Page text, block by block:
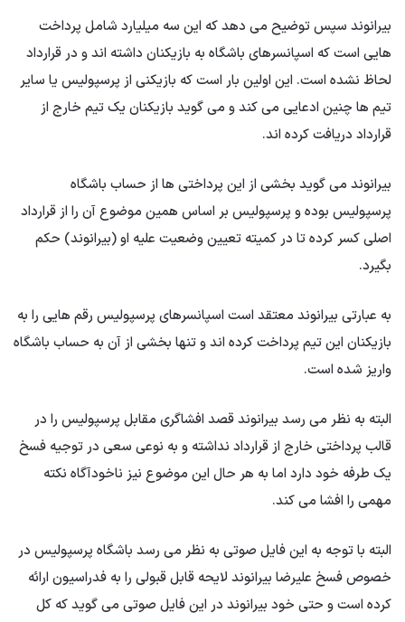
بیرانوند سپس توضیح می دهد که این سه میلیارد شامل پرداخت
هایی است که اسپانسرهای باشگاه به بازیکنان داشته اند و در قرارداد
لحاظ نشده است. این اولین بار است که بازیکنی از پرسپولیس یا سایر
تیم ها چنین ادعایی می کند و می گوید بازیکنان یک تیم خارج از
قرارداد دریافت کرده اند.
بیرانوند می گوید بخشی از این پرداختی ها از حساب باشگاه
پرسپولیس بوده و پرسپولیس بر اساس همین موضوع آن را از قرارداد
اصلی کسر کرده تا در کمیته تعیین وضعیت علیه او (بیرانوند) حکم
بگیرد.
به عبارتی بیرانوند معتقد است اسپانسرهای پرسپولیس رقم هایی را به
بازیکنان این تیم پرداخت کرده اند و تنها بخشی از آن به حساب باشگاه
واریز شده است.
البته به نظر می رسد بیرانوند قصد افشاگری مقابل پرسپولیس را در
قالب پرداختی خارج از قرارداد نداشته و به نوعی سعی در توجیه فسخ
یک طرفه خود دارد اما به هر حال این موضوع نیز ناخودآگاه نکته
مهمی را افشا می کند.
البته با توجه به این فایل صوتی به نظر می رسد باشگاه پرسپولیس در
خصوص فسخ علیرضا بیرانوند لایحه قابل قبولی را به فدراسیون ارائه
کرده است و حتی خود بیرانوند در این فایل صوتی می گوید که کل